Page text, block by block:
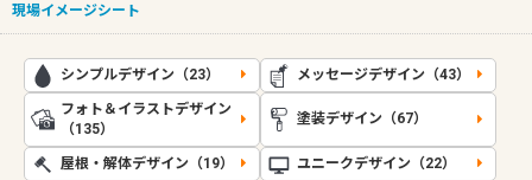
現場イメージシート
シンプルデザイン（23） メッセージデザイン（43）
フォト＆イラストデザイン
（135）
塗装デザイン（67）
屋根・解体デザイン（19） ユニークデザイン（22）